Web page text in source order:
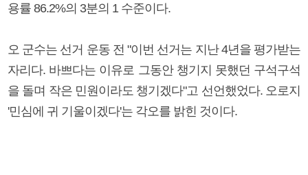
용률 86.2%의 3분의 1 수준이다.
오 군수는 선거 운동 전 "이번 선거는 지난 4년을 평가받는
자리다. 바쁘다는 이유로 그동안 챙기지 못했던 구석구석
을 돌며 작은 민원이라도 챙기겠다"고 선언했었다. 오로지
'민심에 귀 기울이겠다'는 각오를 밝힌 것이다.